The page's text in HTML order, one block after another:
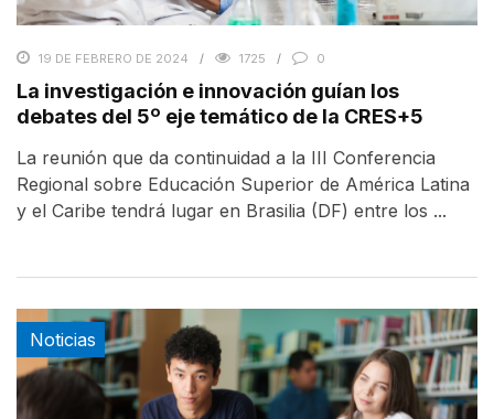
19 DE FEBRERO DE 2024 1725 0
La investigación e innovación guían los
debates del 5º eje temático de la CRES+5
La reunión que da continuidad a la III Conferencia
Regional sobre Educación Superior de América Latina
y el Caribe tendrá lugar en Brasilia (DF) entre los ...
Noticias